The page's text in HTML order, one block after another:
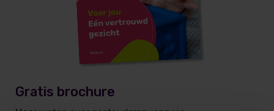
Gratis brochure